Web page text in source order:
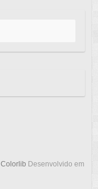
Colorlib Desenvolvido em